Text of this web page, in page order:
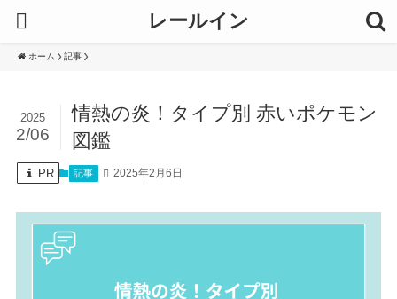
レールイン
ホーム 記事
情熱の炎！タイプ別 赤いポケモン
図鑑
2025
2/06
PR 記事 2025年2月6日